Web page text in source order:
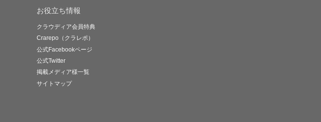
お役立ち情報
クラウディア会員特典
Crarepo（クラレポ）
公式Facebookページ
公式Twitter
掲載メディア様一覧
サイトマップ